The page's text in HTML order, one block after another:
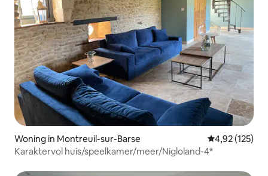
Woning in Montreuil-sur-Barse Gemiddelde
4,92 (125)
Karaktervol huis/speelkamer/meer/Nigloland-4*